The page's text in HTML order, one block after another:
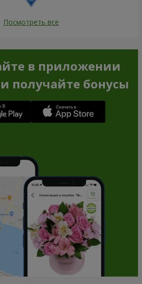
Посмотреть все
в приложении
получайте бонусы